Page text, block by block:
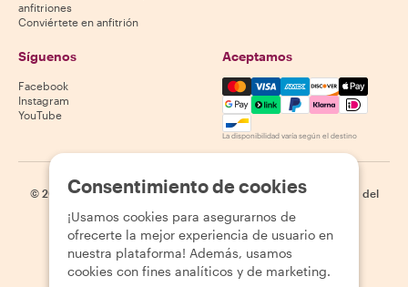
anfitriones
Conviértete en anfitrión
Síguenos
Facebook
Instagram
YouTube
Aceptamos
Mastercard, Visa, Amex,
La disponibilidad varía según el destino
© 2026 Withlocals.com | Política de privacidad | Cookies
Mapa del
Consentimiento de cookies
¡Usamos cookies para asegurarnos de
ofrecerte la mejor experiencia de usuario en
nuestra plataforma! Además, usamos
cookies con fines analíticos y de marketing.